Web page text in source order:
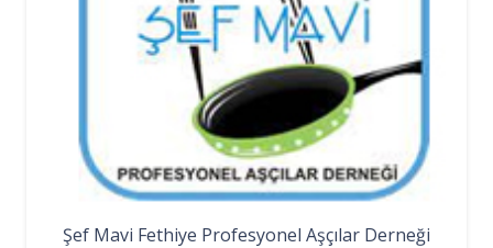
Şef Mavi Fethiye Profesyonel Aşçılar Derneği